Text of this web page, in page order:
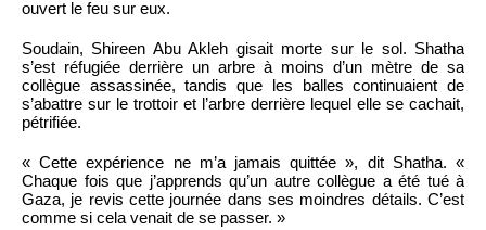
ouvert le feu sur eux.
Soudain, Shireen Abu Akleh gisait morte sur le sol. Shatha
s’est réfugiée derrière un arbre à moins d’un mètre de sa
collègue assassinée, tandis que les balles continuaient de
s’abattre sur le trottoir et l’arbre derrière lequel elle se cachait,
pétrifiée.
« Cette expérience ne m’a jamais quittée », dit Shatha. «
Chaque fois que j’apprends qu’un autre collègue a été tué à
Gaza, je revis cette journée dans ses moindres détails. C’est
comme si cela venait de se passer. »